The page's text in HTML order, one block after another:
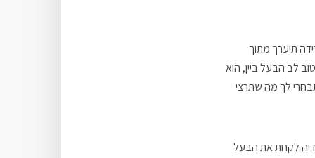
תיערך מתוך
לב הבעל ביין, הוא
לך מה שתרצי
לקחת את הבעל